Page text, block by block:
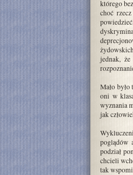
którego
choć
jednak,
Mało
oni w
wyznania
jak
poglądów
podział
chcieli
tak